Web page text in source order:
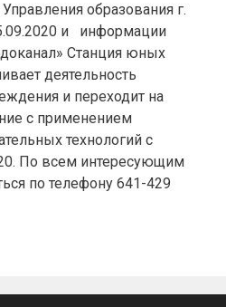
образования г.
и информации
Станция юных
деятельность
и переходит на
с применением
технологий с
По всем интересующим
по телефону 641-429